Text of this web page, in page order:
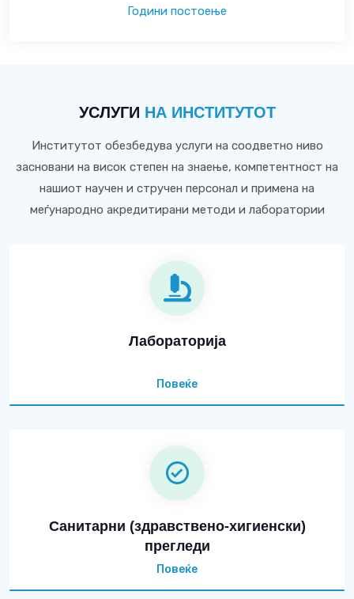
Години постоење
УСЛУГИ НА ИНСТИТУТОТ
Институтот обезбедува услуги на соодветно ниво
засновани на висок степен на знаење, компетентност на
нашиот научен и стручен персонал и примена на
меѓународно акредитирани методи и лаборатории
Лабораторија
Повеќе
Санитарни (здравствено-хигиенски)
прегледи
Повеќе